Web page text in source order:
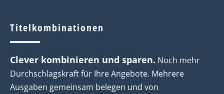
DOWNLOAD MEDIADATEN
Titelkombinationen
Clever kombinieren und sparen. Noch mehr
Durchschlagskraft für Ihre Angebote. Mehrere
Ausgaben gemeinsam belegen und von